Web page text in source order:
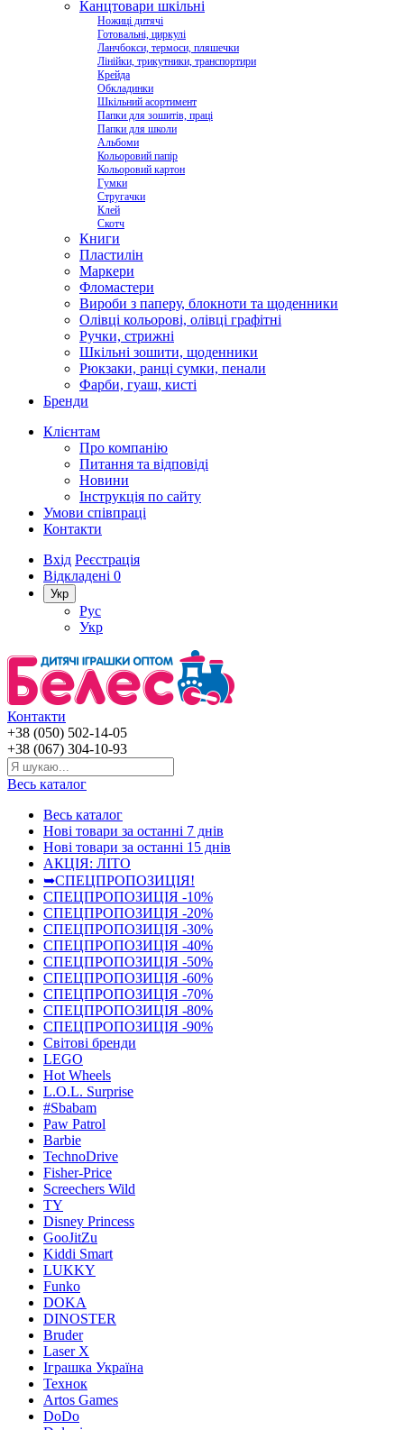
Канцтовари шкільні
Ножиці дитячі
Готовальні, циркулі
Ланчбокси, термоси, пляшечки
Лінійки, трикутники, транспортири
Крейда
Обкладинки
Шкільний асортимент
Папки для зошитів, праці
Папки для школи
Альбоми
Кольоровий папір
Кольоровий картон
Гумки
Стругачки
Клей
Скотч
Книги
Пластилін
Маркери
Фломастери
Вироби з паперу, блокноти та щоденники
Олівці кольорові, олівці графітні
Ручки, стрижні
Шкільні зошити, щоденники
Рюкзаки, ранці сумки, пенали
Фарби, гуаш, кисті
Бренди
Клієнтам
Про компанію
Питання та відповіді
Новини
Інструкція по сайту
Умови співпраці
Контакти
Вхід Реєстрація
Відкладені 0
Укр
Рус
Укр
Контакти
+38 (050) 502-14-05
+38 (067) 304-10-93
Весь каталог
Весь каталог
Нові товари за останнi 7 днiв
Нові товари за останнi 15 днiв
АКЦІЯ: ЛІТО
➥СПЕЦПРОПОЗИЦІЯ!
СПЕЦПРОПОЗИЦІЯ -10%
СПЕЦПРОПОЗИЦІЯ -20%
СПЕЦПРОПОЗИЦІЯ -30%
СПЕЦПРОПОЗИЦІЯ -40%
СПЕЦПРОПОЗИЦІЯ -50%
СПЕЦПРОПОЗИЦІЯ -60%
СПЕЦПРОПОЗИЦІЯ -70%
СПЕЦПРОПОЗИЦІЯ -80%
СПЕЦПРОПОЗИЦІЯ -90%
Світові бренди
LEGO
Hot Wheels
L.O.L. Surprise
#Sbabam
Paw Patrol
Barbie
TechnoDrive
Fisher-Price
Screechers Wild
TY
Disney Princess
GooJitZu
Kiddi Smart
LUKKY
Funko
DOKA
DINOSTER
Bruder
Laser X
Іграшка Україна
Технок
Artos Games
DoDo